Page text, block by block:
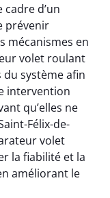
d’un
prévenir
mécanismes en
volet roulant
système afin
intervention
qu’elles ne
Félix-de-
volet
la fiabilité et la
améliorant le